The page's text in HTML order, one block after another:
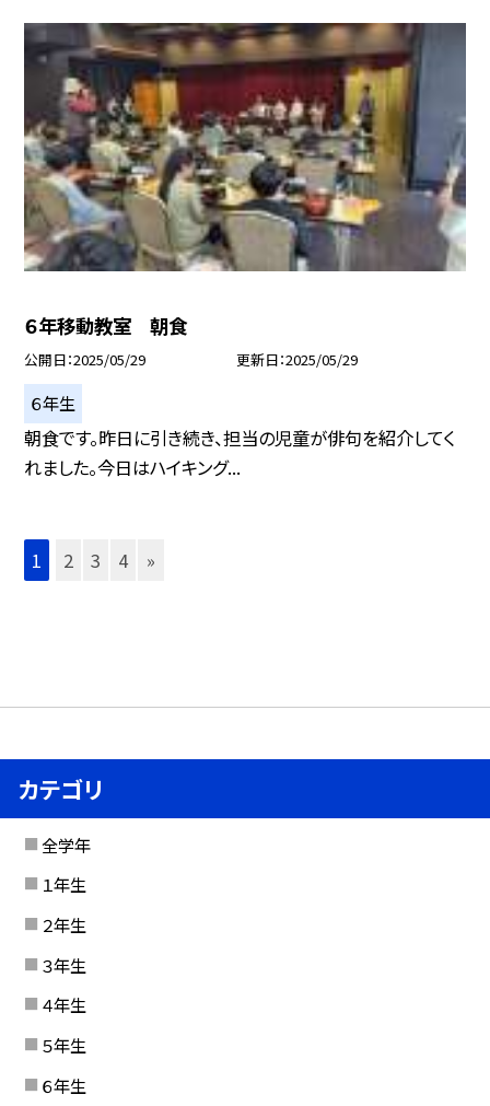
６年移動教室 朝食
公開日 2025/05/29 更新日 2025/05/29
６年生
朝食です。昨日に引き続き、担当の児童が俳句を紹介してく
れました。今日はハイキング...
1 2 3 4 »
カテゴリ
全学年
１年生
２年生
３年生
４年生
５年生
６年生